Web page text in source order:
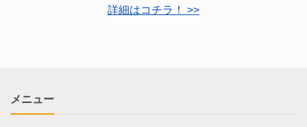
詳細はコチラ！ >>
メニュー